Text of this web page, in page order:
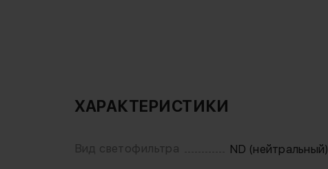
ХАРАКТЕРИСТИКИ
Вид светофильтра ND (нейтральный)